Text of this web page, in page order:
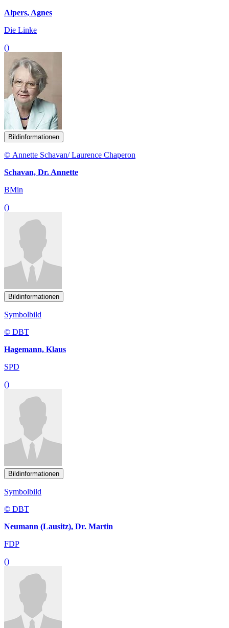
Alpers, Agnes
Die Linke
()
Bildinformationen
© Annette Schavan/ Laurence Chaperon
Schavan, Dr. Annette
BMin
()
Bildinformationen
Symbolbild
© DBT
Hagemann, Klaus
SPD
()
Bildinformationen
Symbolbild
© DBT
Neumann (Lausitz), Dr. Martin
FDP
()